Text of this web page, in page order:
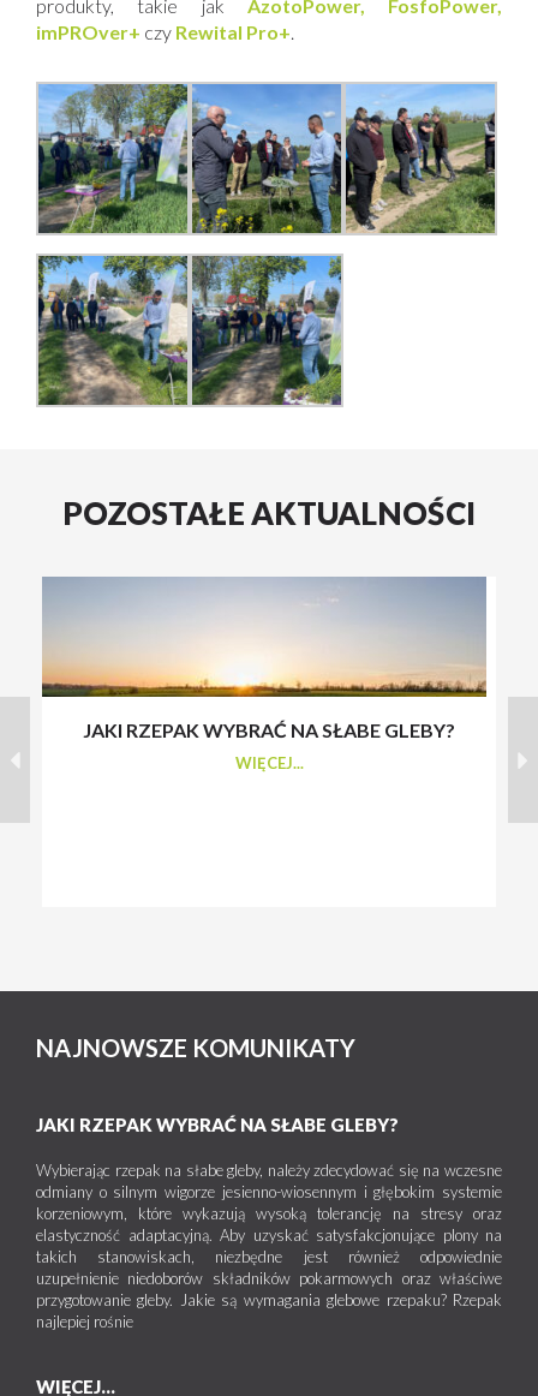
produkty, takie jak AzotoPower,
FosfoPower,
imPROver+ czy Rewital Pro+.
POZOSTAŁE AKTUALNOŚCI
JAKI RZEPAK WYBRAĆ NA SŁABE GLEBY?
WIĘCEJ...
NAJNOWSZE KOMUNIKATY
JAKI RZEPAK WYBRAĆ NA SŁABE GLEBY?
Wybierając rzepak na słabe gleby, należy zdecydować się na wczesne
odmiany o silnym wigorze jesienno-wiosennym i głębokim systemie
korzeniowym, które wykazują wysoką tolerancję na stresy oraz
elastyczność adaptacyjną. Aby uzyskać satysfakcjonujące plony na
takich stanowiskach, niezbędne jest również odpowiednie
uzupełnienie niedoborów składników pokarmowych oraz właściwe
przygotowanie gleby. Jakie są wymagania glebowe rzepaku? Rzepak
najlepiej rośnie
WIĘCEJ...